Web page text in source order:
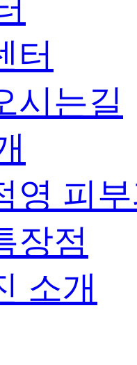
터
시는길
영 피
장점
소개